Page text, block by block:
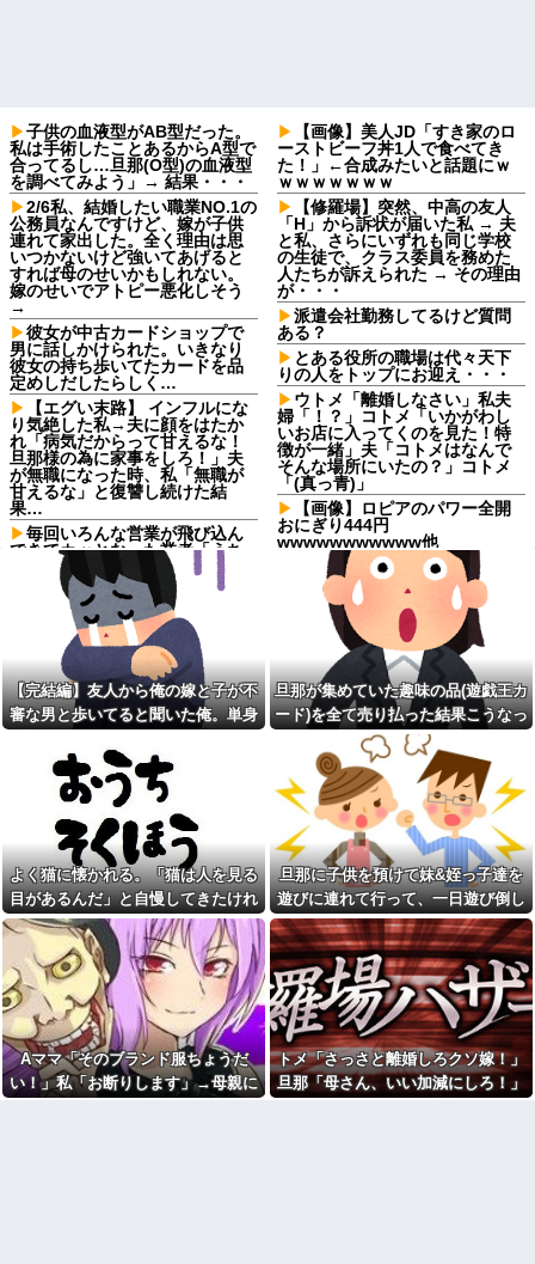
子供の血液型がAB型だった。
私は手術したことあるからA型で
合ってるし…旦那(O型)の血液型
を調べてみよう」→ 結果・・・
2/6私、結婚したい職業NO.1の
公務員なんですけど、嫁が子供
連れて家出した。全く理由は思
いつかないけど強いてあげると
すれば母のせいかもしれない。
嫁のせいでアトピー悪化しそう
→
彼女が中古カードショップで
男に話しかけられた。いきなり
彼女の持ち歩いてたカードを品
定めしだしたらしく…
【エグい末路】 インフルにな
り気絶した私→夫に顔をはたか
れ「病気だからって甘えるな！
旦那様の為に家事をしろ！」夫
が無職になった時、私「無職が
甘えるな」と復讐し続けた結
果…
毎回いろんな営業が飛び込ん
できてカッとなった業者「うち
で飼ってる犬の散歩でも行きや
がれ！」私「いいんですか！」
→ すると・・・
【仰天】X、メンエス嬢とラウ
ンジ嬢が熾烈な女の争いを繰り
広げ対戦型になってしまうw w
w w w w w w
お前ら「日本も核武装汁！」
←１万発の核弾頭どこに
いて良いという報道に向き合い
ます！」X民「高市だから叩いて
良いをやってるのがお前だろ」
←これ…w w
【悲報】17歳で無期懲役にな
った奴のご尊顔、ガチで怖い
イーロン・マスク「中国のロ
ボットはデタラメで遠隔操作し
てるだけ」
職場結婚だった同僚の結婚式
の２次会に、新郎新婦がこなか
った。そのまま主役なしで食事
が始まり...
「優しい男はモテない」っ
て、正しくは「優しさ以外にセ
ールスポイントのない男がモテ
ない」なんだわ。優しさ自体を
好きではない
彼氏の家で不倫してる私。彼
【画像】美人JD「すき家のロ
ーストビーフ丼1人で食べてき
た！」←合成みたいと話題にｗ
ｗｗｗｗｗｗｗ
【修羅場】突然、中高の友人
「H」から訴状が届いた私 → 夫
と私、さらにいずれも同じ学校
の生徒で、クラス委員を務めた
人たちが訴えられた → その理由
が・・・
派遣会社勤務してるけど質問
ある？
とある役所の職場は代々天下
りの人をトップにお迎え・・・
ウトメ「離婚しなさい」私夫
婦「！？」コトメ「いかがわし
いお店に入ってくのを見た！特
徴が一緒」夫「コトメはなんで
そんな場所にいたの？」コトメ
「(真っ青)」
【画像】ロピアのパワー全開
おにぎり444円
wwwwwwwwwww他
フロムアースキッズ、地域と
大学生が連携し子どもの「自
育」を育むイベント「諸福ジー
ク×Lifehug」を8月23日に開催
【悲報】２ｍの奴に身長
170cmが勝てる可能性が一番高
い格闘技ｗｗｗｗｗｗｗｗｗｗ
本屋に現れた異臭＆浮浪者風
の男、ペタンコのボストンバッ
グをパンパンにして無会計で退
店！Gメンに確保され「なん
で？」と本気で困惑ｗｗｗ
【豹変】優しかった彼氏が同
棲した瞬間に本性を現した。束
縛→DVの毎日。やっとの思いで
逃げたが追ってきて…修羅の展
開に
一回だけ好きなところから人
生やり直せるとしたら
思わず誰かに話したくなる雑
学、なんかある？
本屋に現れた異臭＆浮浪者風
の男、ペタンコのボストンバッ
グをパンパンにして無会計で退
店！Gメンに確保され「なん
で？」と本気で困惑ｗｗｗ
旦那に子供を預けて妹&姪っ子
達を遊びに連れて行って、一日
遊び倒した。すると、旦那と喧
【完結編】友人から俺の嫁と子が不
審な男と歩いてると聞いた俺。単身
旦那が集めていた趣味の品(遊戯王カ
ード)を全て売り払った結果こうなっ
た
よく猫に懐かれる。「猫は人を見る
目があるんだ」と自慢してきたけれ
ど、今日たまたま読んだ記事である
ことを目にした
旦那に子供を預けて妹&姪っ子達を
遊びに連れて行って、一日遊び倒し
た。すると、旦那と喧嘩になってし
まい...
Aママ「そのブランド服ちょうだ
い！」私「お断りします」→母親に
トメ「さっさと離婚しろクソ嫁！」
旦那「母さん、いい加減にしろ！」